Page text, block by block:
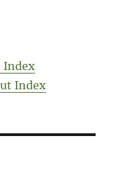
Index
Index